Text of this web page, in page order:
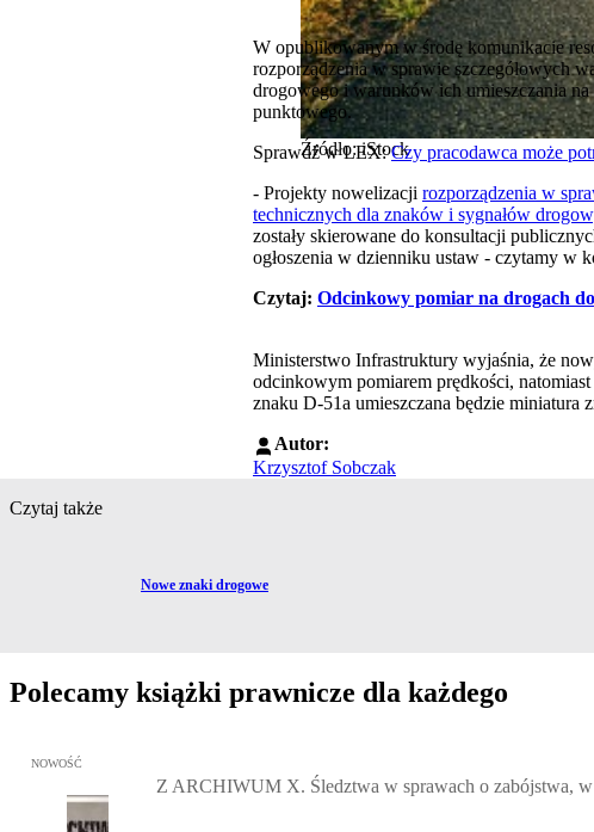
Źródło: iStock
W opublikowanym w środę komunikacie
rozporządzenia w sprawie szczegółowych
drogowego i warunków ich umieszczania
punktowego.
Sprawdź w LEX:Czy pracodawca może
- Projekty nowelizacji rozporządzenia w
technicznych dla znaków i sygnałów
zostały skierowane do konsultacji
ogłoszenia w dzienniku ustaw - czytamy w
Czytaj: Odcinkowy pomiar na drogach
Ministerstwo Infrastruktury wyjaśnia, że
odcinkowym pomiarem prędkości,
znaku D-51a umieszczana będzie miniatura
Autor:
Krzysztof Sobczak
Czytaj także
Przejdź do artykułu:
Nowe znaki drogowe
Polecamy książki prawnicze dla każdego
Przejdź do: Z ARCHIWUM X. Śledztwa w sprawach o zabójstwa, w
NOWOŚĆ
Z ARCHIWUM X. Śledztwa w sprawach o zabójstwa,